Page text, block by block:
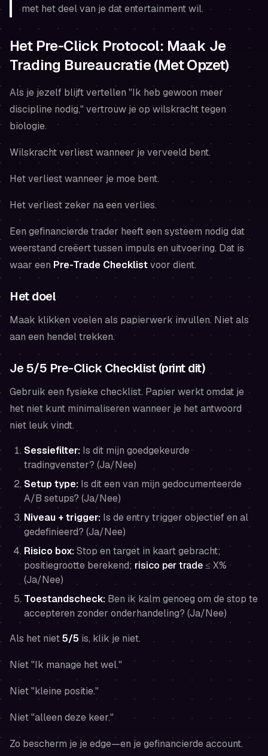
met het deel van je dat entertainment wil.
Het Pre-Click Protocol: Maak Je
Trading Bureaucratie (Met Opzet)
Als je jezelf blijft vertellen "Ik heb gewoon meer
discipline nodig," vertrouw je op wilskracht tegen
biologie.
Wilskracht verliest wanneer je verveeld bent.
Het verliest wanneer je moe bent.
Het verliest zeker na een verlies.
Een gefinancierde trader heeft een systeem nodig dat
weerstand creëert tussen impuls en uitvoering. Dat is
waar een Pre-Trade Checklistvoor dient.
Het doel
Maak klikken voelen als papierwerk invullen. Niet als
aan een hendel trekken.
Je 5/5 Pre-Click Checklist (print dit)
Gebruik een fysieke checklist. Papier werkt omdat je
het niet kunt minimaliseren wanneer je het antwoord
niet leuk vindt.
Sessiefilter: Is dit mijn goedgekeurde
tradingvenster? (Ja/Nee)
Setup type: Is dit een van mijn gedocumenteerde
A/B setups? (Ja/Nee)
Niveau + trigger: Is de entry trigger objectief en al
gedefinieerd? (Ja/Nee)
Risico box:Stop en target in kaart gebracht;
positiegrootte berekend;risico per trade≤ X%
(Ja/Nee)
Toestandscheck: Ben ik kalm genoeg om de stop te
accepteren zonder onderhandeling? (Ja/Nee)
Als het niet5/5 is, klik je niet.
Niet "Ik manage het wel."
Niet "kleine positie."
Niet "alleen deze keer."
Zo bescherm je je edge—en je gefinancierde account.